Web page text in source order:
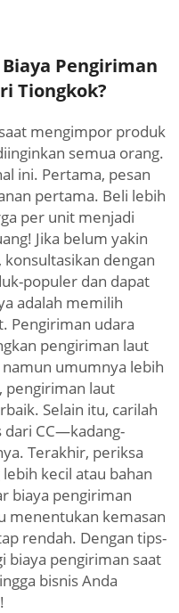
Pengiriman
Tiongkok?
mengimpor produk
semua orang.
ini. Pertama, pesan
pertama. Beli lebih
per unit menjadi
Jika belum yakin
dengan
populer dan dapat
adalah memilih
Pengiriman udara
pengiriman laut
umumnya lebih
pengiriman laut
Selain itu, carilah
dari CC—kadang-
Terakhir, periksa
kecil atau bahan
biaya pengiriman
menentukan kemasan
rendah. Dengan tips-
biaya pengiriman saat
bisnis Anda